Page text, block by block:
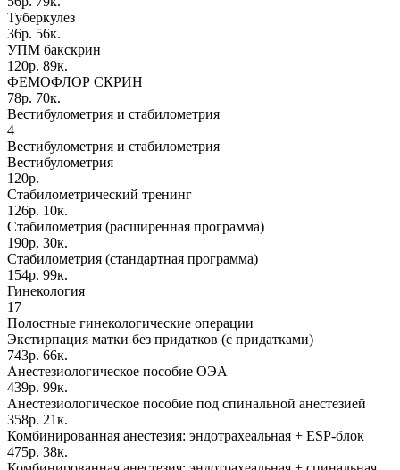
Туберкулез
36р. 56к.
УПМ бакскрин
120р. 89к.
ФЕМОФЛОР СКРИН
78р. 70к.
Вестибулометрия и стабилометрия
4
Вестибулометрия и стабилометрия
Вестибулометрия
120р.
Стабилометрический тренинг
126р. 10к.
Стабилометрия (расширенная программа)
190р. 30к.
Стабилометрия (стандартная программа)
154р. 99к.
Гинекология
17
Полостные гинекологические операции
Экстирпация матки без придатков (с придатками)
743р. 66к.
Анестезиологическое пособие ОЭА
439р. 99к.
Анестезиологическое пособие под спинальной анестезией
358р. 21к.
Комбинированная анестезия: эндотрахеальная + ESP-блок
475р. 38к.